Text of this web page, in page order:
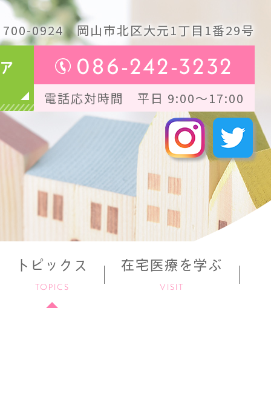
700-0924岡山市北区大元1丁目1番29号
086-242-3232
電話応対時間 平日 9:00～17:00
トピックス
TOPICS
在宅医療を学ぶ
VISIT